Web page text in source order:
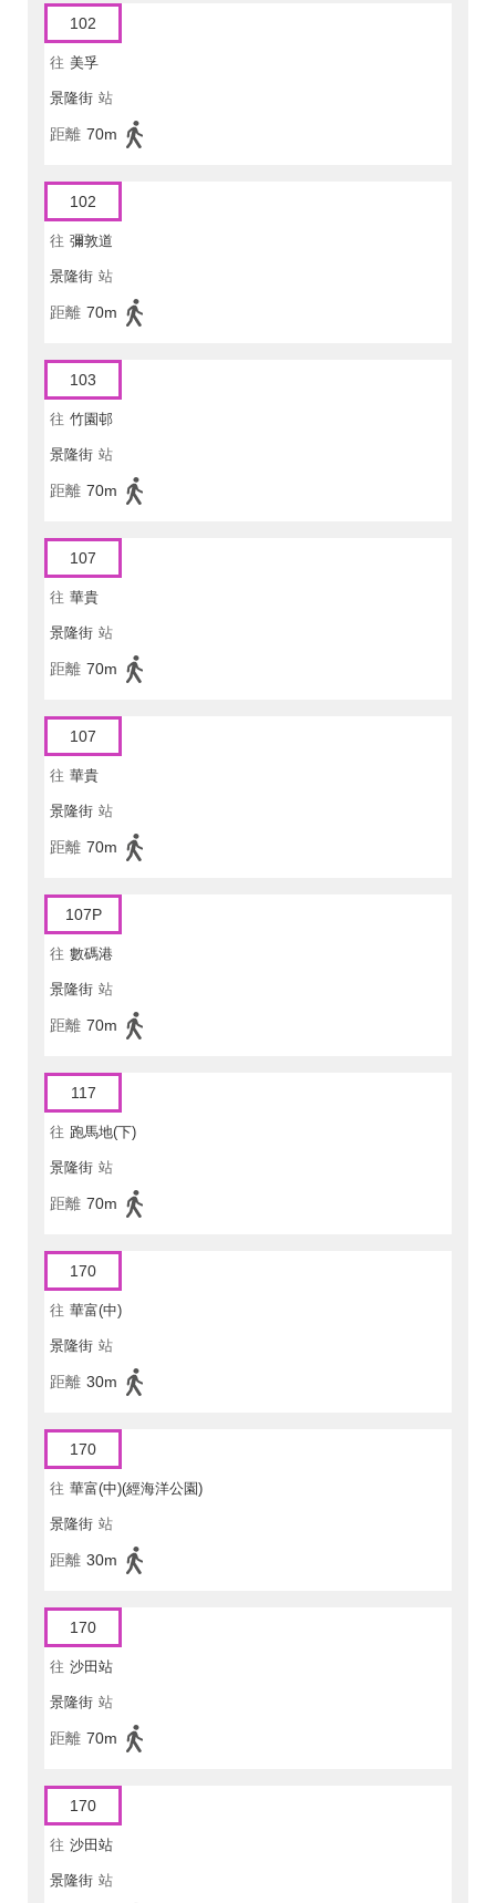
102
往 美孚
景隆街 站
距離 70m
102
往 彌敦道
景隆街 站
距離 70m
103
往 竹園邨
景隆街 站
距離 70m
107
往 華貴
景隆街 站
距離 70m
107
往 華貴
景隆街 站
距離 70m
107P
往 數碼港
景隆街 站
距離 70m
117
往 跑馬地(下)
景隆街 站
距離 70m
170
往 華富(中)
景隆街 站
距離 30m
170
往 華富(中)(經海洋公園)
景隆街 站
距離 30m
170
往 沙田站
景隆街 站
距離 70m
170
往 沙田站
景隆街 站